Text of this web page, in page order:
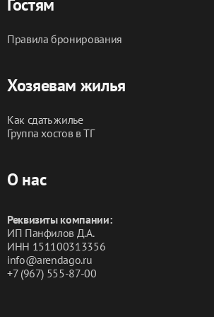
Гостям
Правила бронирования
Хозяевам жилья
Как сдать жилье
Группа хостов в ТГ
О нас
Реквизиты компании:
ИП Панфилов Д.А.
ИНН 151100313356
info@arendago.ru
+7 (967) 555-87-00